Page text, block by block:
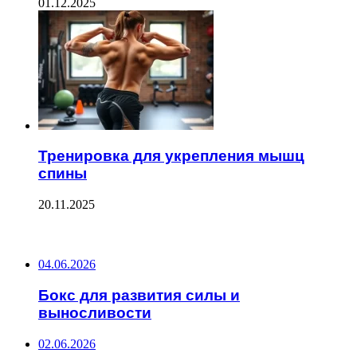
Тренировка для укрепления мышц
спины
20.11.2025
04.06.2026
Бокс для развития силы и
выносливости
02.06.2026